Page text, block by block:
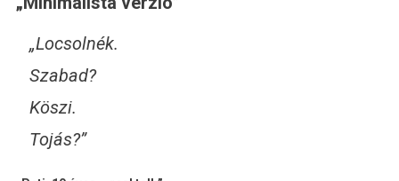
„Locsolnék.
Szabad?
Köszi.
Tojás?”